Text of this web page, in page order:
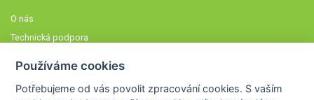
O nás
Technická podpora
Členové STOBklubu
Používáme cookies
Potřebujeme od vás povolit zpracování cookies. S vaším